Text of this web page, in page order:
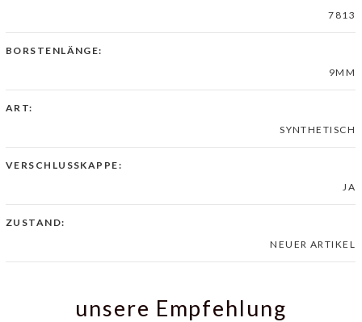
7813
BORSTENLÄNGE:
9MM
ART:
SYNTHETISCH
VERSCHLUSSKAPPE:
JA
ZUSTAND:
NEUER ARTIKEL
unsere Empfehlung